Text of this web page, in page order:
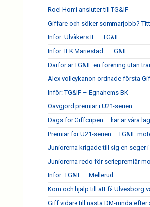
Roel Homi ansluter till TG&IF
Giffare och söker sommarjobb?
Inför: Ulvåkers IF – TG&IF
Inför: IFK Mariestad – TG&IF
Därför är TG&IF en förening utan
Alex volleykanon ordnade första
Inför: TG&IF – Egnahems BK
Oavgjord premiär i U21-serien
Dags för Giffcupen – här är våra
Premiär för U21-serien – TG&IF
Juniorerna krigade till sig en seger i
Juniorerna redo för seriepremiär
Inför: TG&IF – Mellerud
Kom och hjälp till att få Ulvesborg
Giff vidare till nästa DM-runda efter